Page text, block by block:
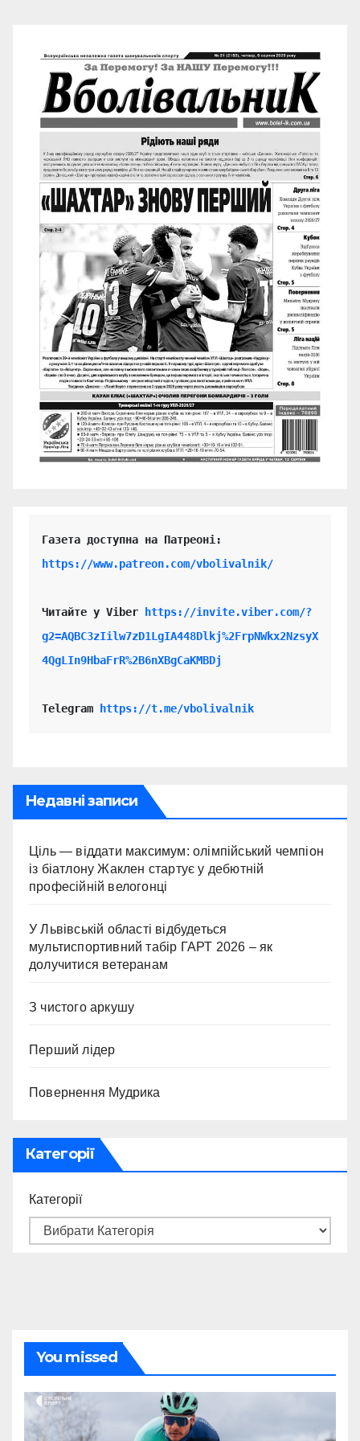
https://www.patreon.com/vbolivalnik/
Читайте у Viber
https://invite.viber.com/?
g2=AQBC3zIilw7zD1LgIA448Dlkj%2FrpNWkx2NzsyX
4QgLIn9HbaFrR%2B6nXBgCaKMBDj
Telegram https://t.me/vbolivalnik
Недавні записи
Ціль — віддати максимум: олімпійський чемпіон
із біатлону Жаклен стартує у дебютній
професійній велогонці
У Львівській області відбудеться
мультиспортивний табір ГАРТ 2026 – як
долучитися ветеранам
З чистого аркушу
Перший лідер
Повернення Мудрика
Категорії
Категорії
You missed